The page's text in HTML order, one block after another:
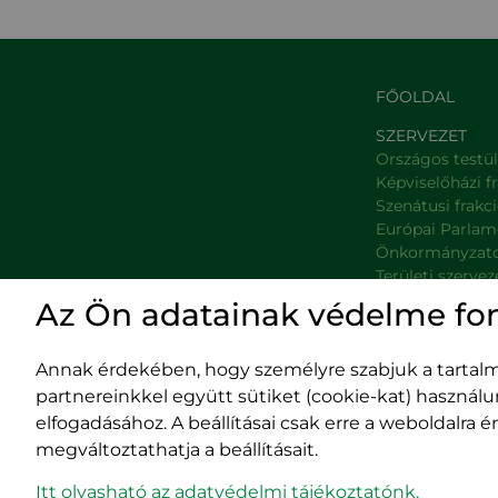
FŐOLDAL
SZERVEZET
Országos
Képviselőházi
Szenátusi
Európai
Területi
Platformok
Impresszum
Adatvédelmi szabályzat
Fürdő (Card. Iuliu
Az Ön adatainak védelme
Annak érdekében, hogy személyre szabjuk a
partnereinkkel együtt sütiket (cookie-kat)
elfogadásához. A beállításai csak erre a weboldalra
megváltoztathatja a beállításait.
Itt olvasható az adatvédelmi tájékoztatónk.